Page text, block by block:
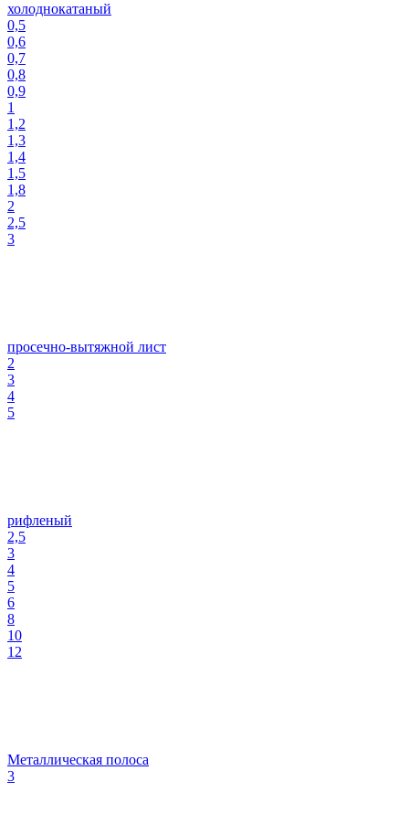
холоднокатаный
0,5
0,6
0,7
0,8
0,9
1
1,2
1,3
1,4
1,5
1,8
2
2,5
3
просечно-вытяжной лист
2
3
4
5
рифленый
2,5
3
4
5
6
8
10
12
Металлическая полоса
3